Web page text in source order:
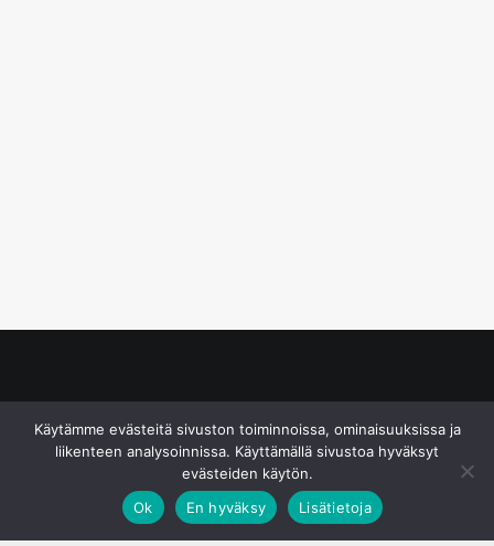
Käytämme evästeitä sivuston toiminnoissa, ominaisuuksissa ja
liikenteen analysoinnissa. Käyttämällä sivustoa hyväksyt
evästeiden käytön.
Ok
En hyväksy Lisätietoja